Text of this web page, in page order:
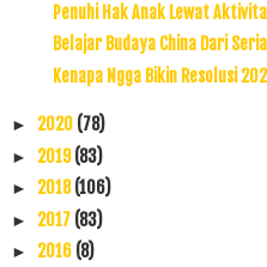
Penuhi Hak Anak Lewat
Belajar Budaya China Dari
Kenapa Ngga Bikin Resolusi
► 2020 (78)
► 2019(83)
► 2018(106)
► 2017 (83)
► 2016 (8)